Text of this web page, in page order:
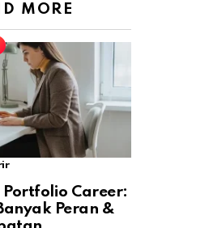
MORE
Portfolio Career:
Peran &